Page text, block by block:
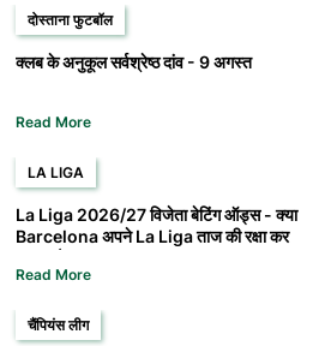
दोस्ताना फुटबॉल
क्लब के अनुकूल सर्वश्रेष्ठ दांव - 9 अगस्त
Read More
LA LIGA
La Liga 2026/27 विजेता बेटिंग ऑड्स - क्या
Barcelona अपने La Liga ताज की रक्षा कर
Read More
चैंपियंस लीग